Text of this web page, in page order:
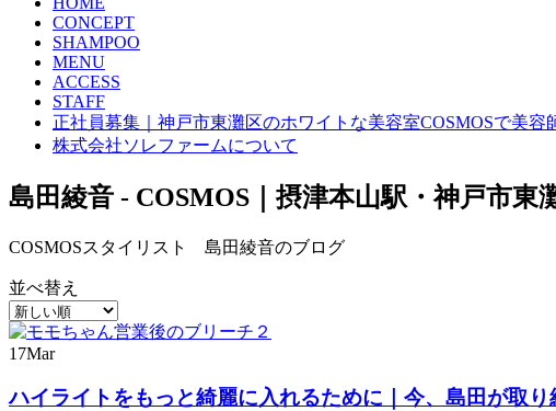
CONCEPT
SHAMPOO
MENU
ACCESS
STAFF
正社員募集｜神戸市東灘区のホワイトな美容室COSMOSで美容
株式会社ソレファームについて
島田綾音 - COSMOS｜摂津本山駅・神戸市東
COSMOSスタイリスト 島田綾音のブログ
並べ替え
17Mar
ハイライトをもっと綺麗に入れるために｜今、島田が取り